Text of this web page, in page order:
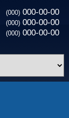
(000) 000-00-00
(000) 000-00-00
(000) 000-00-00